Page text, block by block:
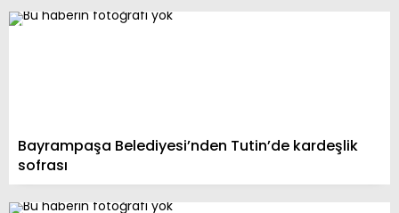
Bayrampaşa Belediyesi’nden Tutin’de kardeşlik
sofrası